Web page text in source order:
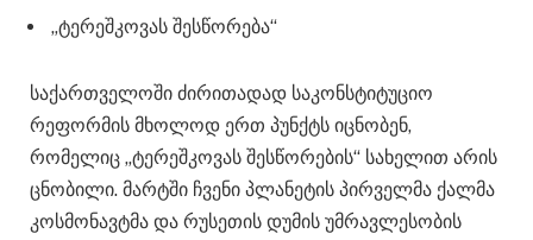
„ტერეშკოვას შესწორება“
საქართველოში ძირითადად საკონსტიტუციო
რეფორმის მხოლოდ ერთ პუნქტს იცნობენ,
რომელიც „ტერეშკოვას შესწორების“ სახელით არის
ცნობილი. მარტში ჩვენი პლანეტის პირველმა ქალმა
კოსმონავტმა და რუსეთის დუმის უმრავლესობის